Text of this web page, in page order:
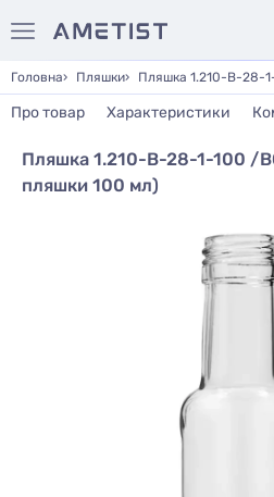
Головна Пляшки Пляшка 1.210-B-28-
Про товар Характеристики
Пляшка 1.210-B-28-1-100 /
пляшки 100 мл)